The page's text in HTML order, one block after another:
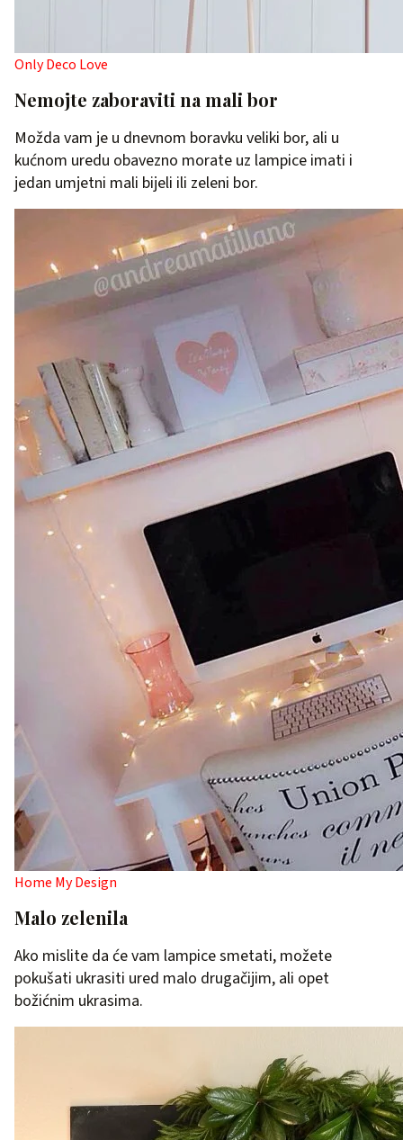
Only Deco Love
Nemojte zaboraviti na mali bor
Možda vam je u dnevnom boravku veliki bor, ali u
kućnom uredu obavezno morate uz lampice imati i
jedan umjetni mali bijeli ili zeleni bor.
Home My Design
Malo zelenila
Ako mislite da će vam lampice smetati, možete
pokušati ukrasiti ured malo drugačijim, ali opet
božićnim ukrasima.